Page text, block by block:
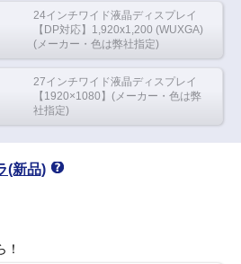
24インチワイド液晶ディスプレイ
【DP対応】1,920x1,200 (WUXGA)
(メーカー・色は弊社指定)
27インチワイド液晶ディスプレイ
【1920×1080】(メーカー・色は弊
社指定)
(新品)
！